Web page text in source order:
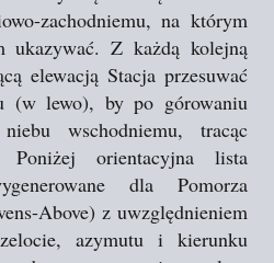
zachodniemu, na którym
ukazywać. Z każdą kolejną
elewacją Stacja przesuwać
(w lewo), by po górowaniu
wschodniemu, tracąc
orientacyjna lista
dla Pomorza
Above) z uwzględnieniem
azymutu i kierunku